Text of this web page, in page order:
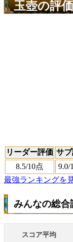
玉壺の評
リーダー評価 サ
8.5/10点 9.0/
最強ランキングを
みんなの総合